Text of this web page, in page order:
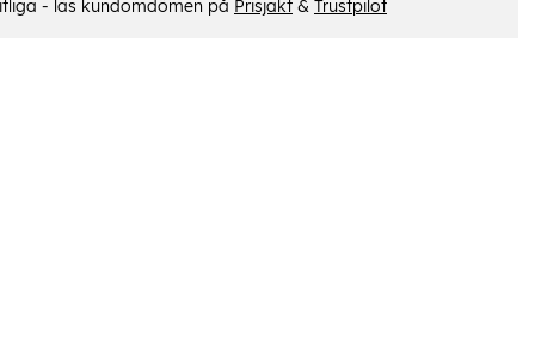
- läs kundomdömen på Prisjakt& Trustpilot